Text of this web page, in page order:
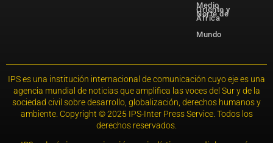
Medio
Oriente y
Norte de
África
Mundo
IPS es una institución internacional de comunicación cuyo eje es una
agencia mundial de noticias que amplifica las voces del Sur y de la
sociedad civil sobre desarrollo, globalización, derechos humanos y
ambiente. Copyright © 2025 IPS-Inter Press Service. Todos los
derechos reservados.